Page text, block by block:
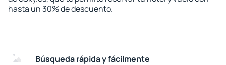
hasta un 30% de descuento.
Búsqueda rápida y fácilmente